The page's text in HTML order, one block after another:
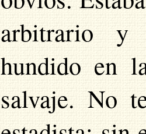
arbitrario y
hundido en
salvaje. No